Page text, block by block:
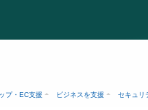
プ・EC支援 ビジネスを支援 セキュリ